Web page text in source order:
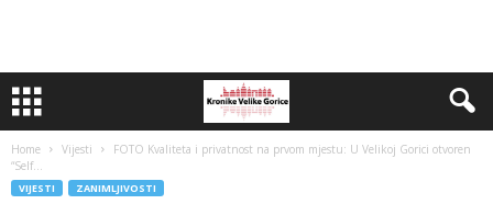
Home Vijesti
FOTO Kvaliteta i privatnost na prvom mjestu: U Velikoj Gorici otvoren
“Self...
VIJESTI ZANIMLJIVOSTI